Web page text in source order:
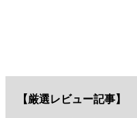
【厳選レビュー記事】